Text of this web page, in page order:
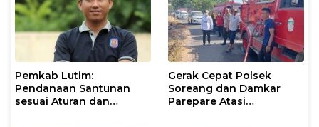
Pemkab Lutim:
Pendanaan Santunan
sesuai Aturan dan
Gerak Cepat Polsek
Soreang dan Damkar
Parepare Atasi